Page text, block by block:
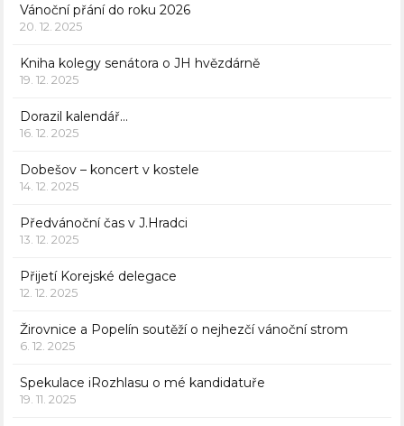
Vánoční přání do roku 2026
20. 12. 2025
Kniha kolegy senátora o JH hvězdárně
19. 12. 2025
Dorazil kalendář…
16. 12. 2025
Dobešov – koncert v kostele
14. 12. 2025
Předvánoční čas v J.Hradci
13. 12. 2025
Přijetí Korejské delegace
12. 12. 2025
Žirovnice a Popelín soutěží o nejhezčí vánoční strom
6. 12. 2025
Spekulace iRozhlasu o mé kandidatuře
19. 11. 2025